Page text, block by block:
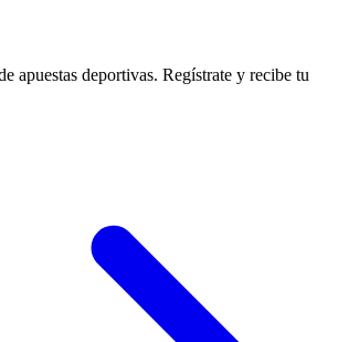
apuestas deportivas. Regístrate y recibe tu